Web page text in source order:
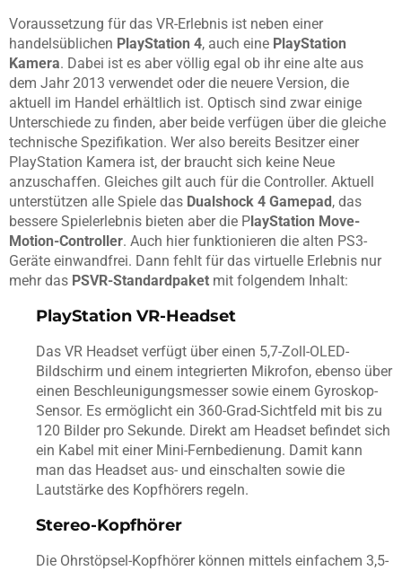
Voraussetzung für das VR-Erlebnis ist neben einer
handelsüblichen PlayStation 4, auch eine PlayStation
Kamera. Dabei ist es aber völlig egal ob ihr eine alte aus
dem Jahr 2013 verwendet oder die neuere Version, die
aktuell im Handel erhältlich ist. Optisch sind zwar einige
Unterschiede zu finden, aber beide verfügen über die gleiche
technische Spezifikation. Wer also bereits Besitzer einer
PlayStation Kamera ist, der braucht sich keine Neue
anzuschaffen. Gleiches gilt auch für die Controller. Aktuell
unterstützen alle Spiele das Dualshock 4 Gamepad , das
bessere Spielerlebnis bieten aber die P layStation Move-
Motion-Controller. Auch hier funktionieren die alten PS3-
Geräte einwandfrei. Dann fehlt für das virtuelle Erlebnis nur
mehr das PSVR-Standardpaket mit folgendem Inhalt:
PlayStation VR-Headset
Das VR Headset verfügt über einen 5,7-Zoll-OLED-
Bildschirm und einem integrierten Mikrofon, ebenso über
einen Beschleunigungsmesser sowie einem Gyroskop-
Sensor. Es ermöglicht ein 360-Grad-Sichtfeld mit bis zu
120 Bilder pro Sekunde. Direkt am Headset befindet sich
ein Kabel mit einer Mini-Fernbedienung. Damit kann
man das Headset aus- und einschalten sowie die
Lautstärke des Kopfhörers regeln.
Stereo-Kopfhörer
Die Ohrstöpsel-Kopfhörer können mittels einfachem 3,5-